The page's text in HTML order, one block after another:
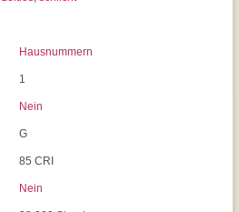
Hausnummern
1
Nein
G
85 CRI
Nein